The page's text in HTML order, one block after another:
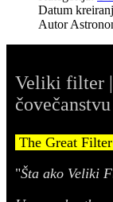
Datum
Autor
Veliki filter
čovečanstvu
The Great
"Šta ako Veliki